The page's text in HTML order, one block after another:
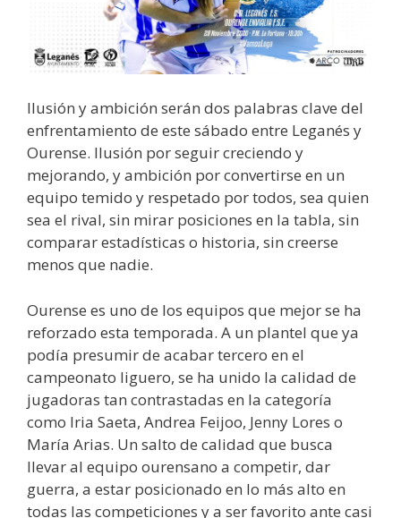
Ilusión y ambición serán dos palabras clave del
enfrentamiento de este sábado entre Leganés y
Ourense. Ilusión por seguir creciendo y
mejorando, y ambición por convertirse en un
equipo temido y respetado por todos, sea quien
sea el rival, sin mirar posiciones en la tabla, sin
comparar estadísticas o historia, sin creerse
menos que nadie.
Ourense es uno de los equipos que mejor se ha
reforzado esta temporada. A un plantel que ya
podía presumir de acabar tercero en el
campeonato liguero, se ha unido la calidad de
jugadoras tan contrastadas en la categoría
como Iria Saeta, Andrea Feijoo, Jenny Lores o
María Arias. Un salto de calidad que busca
llevar al equipo ourensano a competir, dar
guerra, a estar posicionado en lo más alto en
todas las competiciones y a ser favorito ante casi